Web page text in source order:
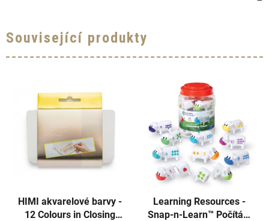
Související produkty
HIMI akvarelové barvy -
12 Colours in Closing
Learning Resources -
Snap-n-Learn™ Počítání